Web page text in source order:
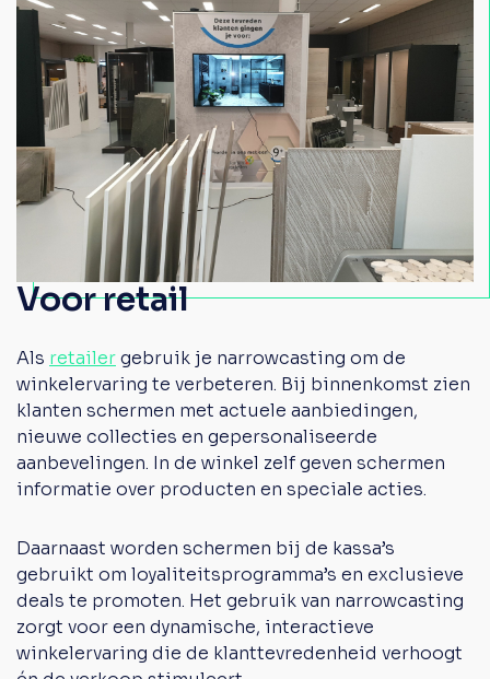
Voor retail
Als retailergebruik je narrowcasting om de
winkelervaring te verbeteren. Bij binnenkomst zien
klanten schermen met actuele aanbiedingen,
nieuwe collecties en gepersonaliseerde
aanbevelingen. In de winkel zelf geven schermen
informatie over producten en speciale acties.
Daarnaast worden schermen bij de kassa’s
gebruikt om loyaliteitsprogramma’s en exclusieve
deals te promoten. Het gebruik van narrowcasting
zorgt voor een dynamische, interactieve
winkelervaring die de klanttevredenheid verhoogt